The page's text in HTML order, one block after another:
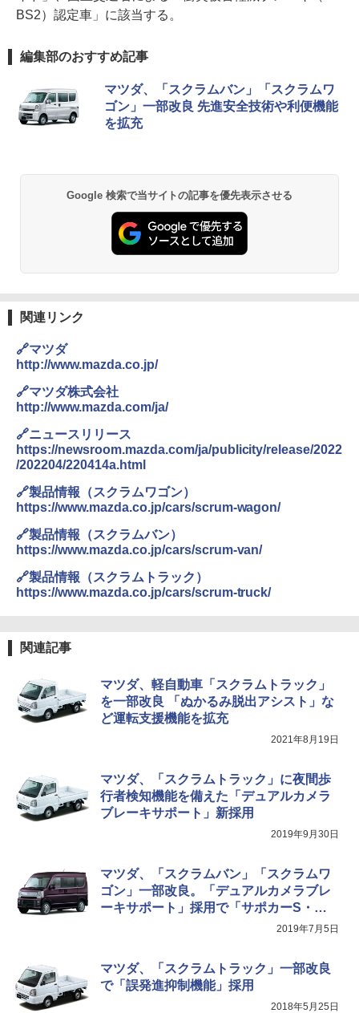
BS2）認定車」に該当する。
編集部のおすすめ記事
マツダ、「スクラムバン」「スクラムワ
ゴン」一部改良 先進安全技術や利便機能
を拡充
Google 検索で当サイトの記事を優先表示させる
関連リンク
🔗マツダ
http://www.mazda.co.jp/
🔗マツダ株式会社
http://www.mazda.com/ja/
🔗ニュースリリース
https://newsroom.mazda.com/ja/publicity/release/2022
/202204/220414a.html
🔗製品情報（スクラムワゴン）
https://www.mazda.co.jp/cars/scrum-wagon/
🔗製品情報（スクラムバン）
https://www.mazda.co.jp/cars/scrum-van/
🔗製品情報（スクラムトラック）
https://www.mazda.co.jp/cars/scrum-truck/
関連記事
マツダ、軽自動車「スクラムトラック」
を一部改良 「ぬかるみ脱出アシスト」な
ど運転支援機能を拡充
2021年8月19日
マツダ、「スクラムトラック」に夜間歩
行者検知機能を備えた「デュアルカメラ
ブレーキサポート」新採用
2019年9月30日
マツダ、「スクラムバン」「スクラムワ
ゴン」一部改良。「デュアルカメラブレ
ーキサポート」採用で「サポカーS・ワ
2019年7月5日
マツダ、「スクラムトラック」一部改良
で「誤発進抑制機能」採用
2018年5月25日